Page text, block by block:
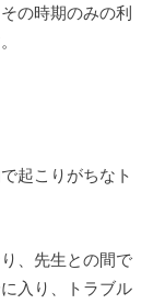
の時期のみの利
起こりがちなト
、先生との間で
入り、トラブル